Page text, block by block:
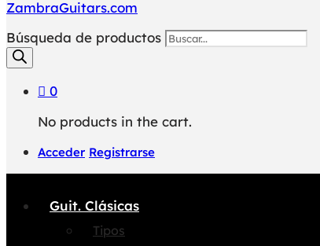
ZambraGuitars.com
Búsqueda de productos
0
No products in the cart.
Acceder Registrarse
Guit. Clásicas
Tipos